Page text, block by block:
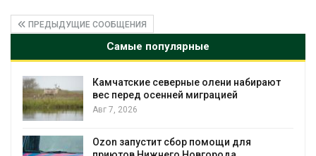
ПРЕДЫДУЩИЕ СООБЩЕНИЯ
Самые популярные
Тайфун, засуха и пожары: сразу
несколько регионов столкнулись с
экстремальными природными
Авг 7, 2026